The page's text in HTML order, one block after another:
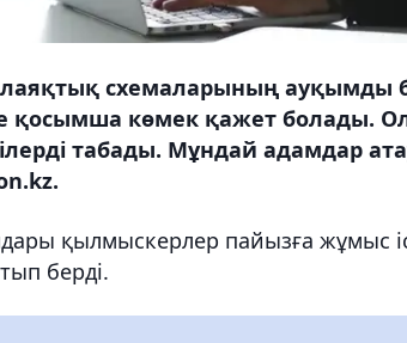
схемаларының ауқымды
қосымша көмек қажет болады.
табады. Мұндай адамдар
қылмыскерлер пайызға жұмыс
берді.